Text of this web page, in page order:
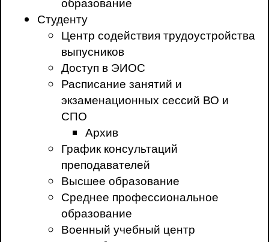
Студенту
Центр содействия трудоустройства
выпусников
Доступ в ЭИОС
Расписание занятий и
экзаменационных сессий ВО и
СПО
Архив
График консультаций
преподавателей
Высшее образование
Среднее профессиональное
образование
Военный учебный центр